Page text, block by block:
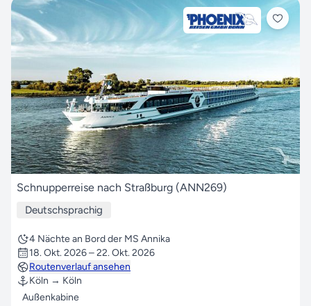
Schnupperreise nach Straßburg (ANN269)
Deutschsprachig
4 Nächte an Bord der MS Annika
18. Okt. 2026 – 22. Okt. 2026
Routenverlauf ansehen
Köln → Köln
Außenkabine